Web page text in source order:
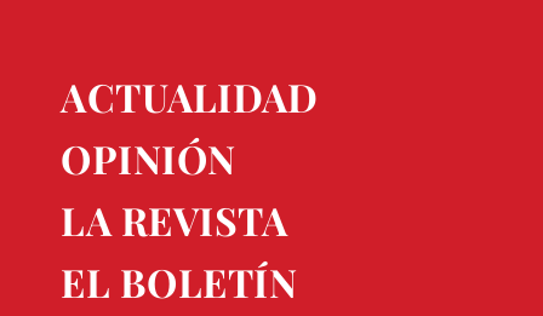
ACTUALIDAD
OPINIÓN
LA REVISTA
EL BOLETÍN